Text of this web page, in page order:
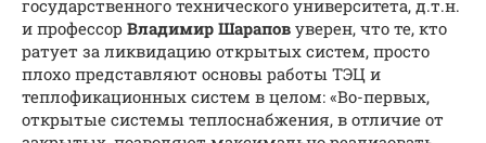
государственного технического университета, д.т.н.
и профессор Владимир Шарапов уверен, что те, кто
ратует за ликвидацию открытых систем, просто
плохо представляют основы работы ТЭЦ и
теплофикационных систем в целом: «Во-первых,
открытые системы теплоснабжения, в отличие от